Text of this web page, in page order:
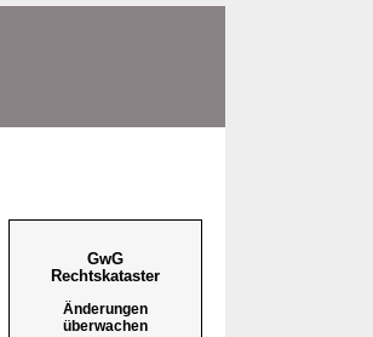
GwG
Rechtskataster
Änderungen
überwachen